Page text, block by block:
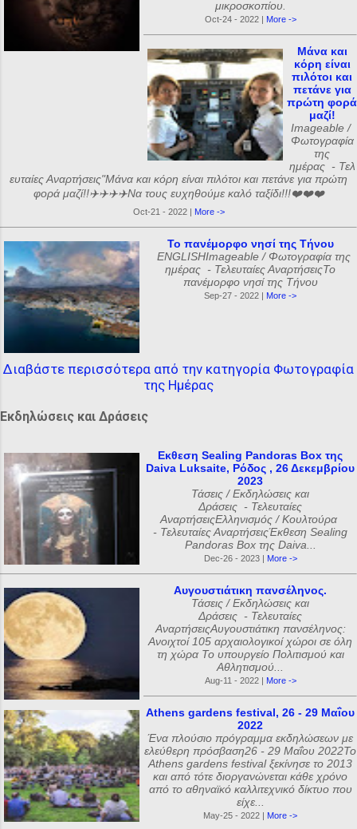
μικροσκοπίου.
Oct-24 - 2022 | More ->
Μάνα και
κόρη είναι
πιλότοι και
πετάνε για
πρώτη φορά
μαζί!
Imageable /
Φωτογραφία
της
ημέρας - Τελ
ευταίες Αναρτήσεις"Μάνα και κόρη είναι πιλότοι και πετάνε για πρώτη
φορά μαζί!!✈️✈️✈️✈️Να τους ευχηθούμε καλό ταξίδι!!!❤️❤️❤️
Oct-21 - 2022 | More ->
Το πανέμορφο νησί της Τήνου
ENGLISHImageable / Φωτογραφία της
ημέρας - Τελευταίες ΑναρτήσειςΤο
πανέμορφο νησί της Τήνου
Sep-27 - 2022 | More ->
Διαβάστε περισσότερα από την κατηγορία Φωτογραφία
της Ημέρας
Εκδηλώσεις και Δράσεις
Εκθεση Sealing Pandoras Box της
Daiva Luksaite, Ρόδος , 26 Δεκεμβρίου
2023
Τάσεις / Εκδηλώσεις και
Δράσεις - Τελευταίες
ΑναρτήσειςΕλληνισμός / Κουλτούρα
- Τελευταίες ΑναρτήσειςΈκθεση Sealing
Pandoras Box της Daiva...
Dec-26 - 2023 | More ->
Αυγουστιάτικη πανσέληνος.
Τάσεις / Εκδηλώσεις και
Δράσεις - Τελευταίες
ΑναρτήσειςΑυγουστιάτικη πανσέληνος:
Ανοιχτοί 105 αρχαιολογικοί χώροι σε όλη
τη χώρα Το υπουργείο Πολιτισμού και
Αθλητισμού...
Aug-11 - 2022 | More ->
Athens gardens festival, 26 - 29 Μαΐου
2022
Ένα πλούσιο πρόγραμμα εκδηλώσεων με
ελεύθερη πρόσβαση26 - 29 Μαΐου 2022Το
Athens gardens festival ξεκίνησε το 2013
και από τότε διοργανώνεται κάθε χρόνο
από το αθηναϊκό καλλιτεχνικό δίκτυο που
είχε...
May-25 - 2022 | More ->